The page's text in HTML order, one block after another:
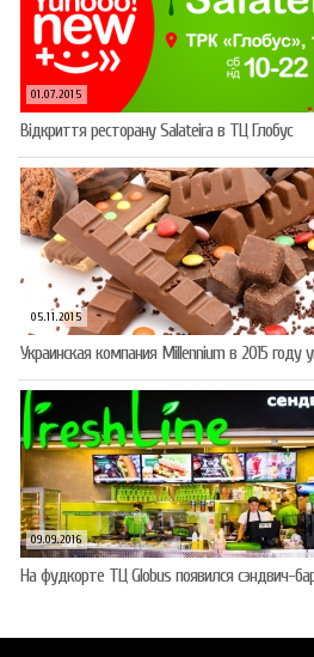
01.07.2015
Відкриття ресторану Salateirа в ТЦ Глобус
05.11.2015
Украинская компания Millennium в 2015 году
09.09.2016
На фудкорте ТЦ Globus появился сэндвич-